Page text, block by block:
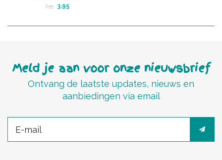
little wild kid
7,95 3,95
Meld je aan voor onze nieuwsbrief
Ontvang de laatste updates, nieuws en
aanbiedingen via email